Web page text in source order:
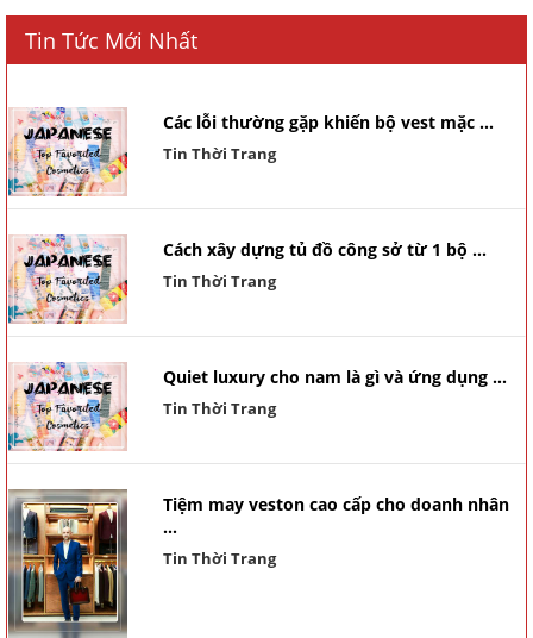
Tin Tức Mới Nhất
Các lỗi thường gặp khiến bộ vest mặc ...
Tin Thời Trang
Cách xây dựng tủ đồ công sở từ 1 bộ ...
Tin Thời Trang
Quiet luxury cho nam là gì và ứng dụng ...
Tin Thời Trang
Tiệm may veston cao cấp cho doanh nhân
...
Tin Thời Trang